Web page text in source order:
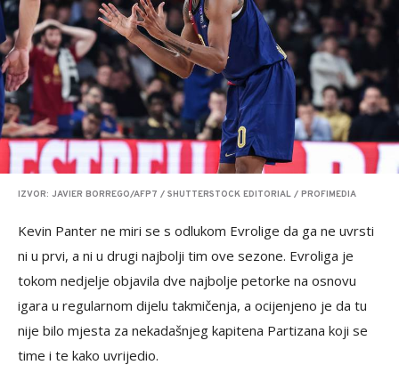
IZVOR: JAVIER BORREGO/AFP7 / SHUTTERSTOCK EDITORIAL / PROFIMEDIA
Kevin Panter ne miri se s odlukom Evrolige da ga ne uvrsti
ni u prvi, a ni u drugi najbolji tim ove sezone. Evroliga je
tokom nedjelje objavila dve najbolje petorke na osnovu
igara u regularnom dijelu takmičenja, a ocijenjeno je da tu
nije bilo mjesta za nekadašnjeg kapitena Partizana koji se
time i te kako uvrijedio.